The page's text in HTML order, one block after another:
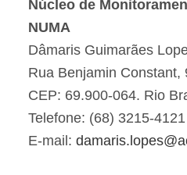
Núcleo de
NUMA
Dâmaris Guimarães
Rua Benjamin Constant,
CEP: 69.900-064. Rio
Telefone: (68) 3215-4121
E-mail: